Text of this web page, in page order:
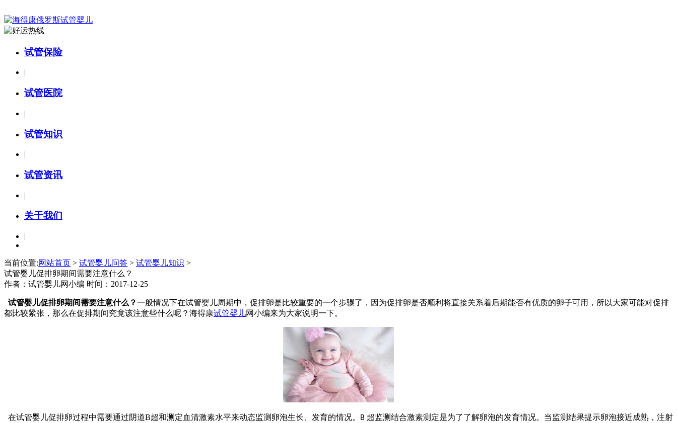
试管保险
|
试管医院
|
试管知识
|
试管资讯
|
关于我们
|
当前位置:网站首页 > 试管婴儿问答 > 试管婴儿知识 >
试管婴儿促排卵期间需要注意什么？
作者：试管婴儿网小编 时间：2017-12-25
试管婴儿促排卵期间需要注意什么？一般情况下在试管婴儿周期中，促排卵是比较重要的一个步骤了，因为促排卵是否顺利将直接关系着后期能否有优质的卵子可用，所以大家可能对促排
都比较紧张，那么在促排期间究竟该注意些什么呢？海得康试管婴儿网小编来为大家说明一下。
在试管婴儿促排卵过程中需要通过阴道B超和测定血清激素水平来动态监测卵泡生长、发育的情况。 B 超监测结合激素测定是为了了解卵泡的发育情况。当监测结果提示卵泡接近成熟，注射